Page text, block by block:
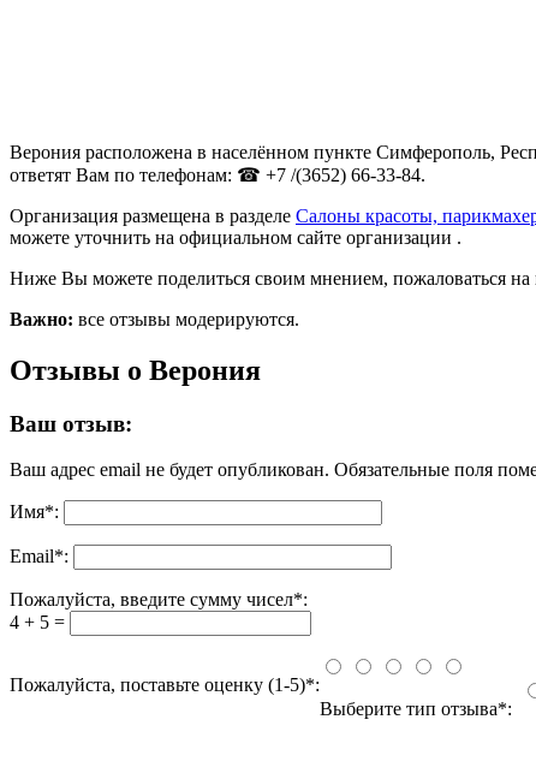
Верония расположена в населённом пункте Симферополь,
ответят Вам по телефонам: ☎ +7 /(3652) 66-33-84.
Организация размещена в разделе Салоны красоты,
можете уточнить на официальном сайте организации .
Ниже Вы можете поделиться своим мнением, пожаловаться на
Важно: все отзывы модерируются.
Отзывы о Верония
Ваш отзыв:
Ваш адрес email не будет опубликован. Обязательные поля
Имя*:
Email*:
Пожалуйста, введите сумму чисел*:
4 + 5 =
Пожалуйста, поставьте оценку (1-5)*:
Выберите тип отзыва*: